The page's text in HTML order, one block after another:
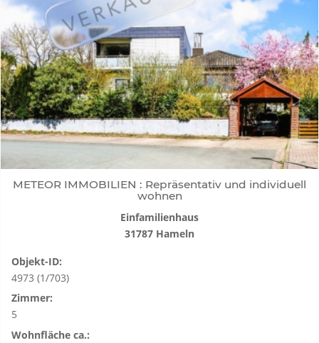
METEOR IMMOBILIEN : Repräsentativ und individuell
wohnen
Einfamilienhaus
31787 Hameln
Objekt-ID:
4973 (1/703)
Zimmer:
5
Wohnfläche ca.: